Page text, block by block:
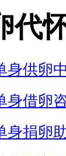
代
身供卵
身借卵
身捐卵